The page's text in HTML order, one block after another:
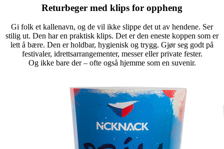
Returbeger med klips for oppheng
Gi folk et kallenavn, og de vil ikke slippe det ut av hendene. Ser
stilig ut. Den har en praktisk klips. Det er den eneste koppen som er
lett å bære. Den er holdbar, hygienisk og trygg. Gjør seg godt på
festivaler, idrettsarrangementer, messer eller private fester.
Og ikke bare der – ofte også hjemme som en suvenir.